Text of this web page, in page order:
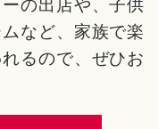
の出店や、子供
など、家族で楽
るので、ぜひお